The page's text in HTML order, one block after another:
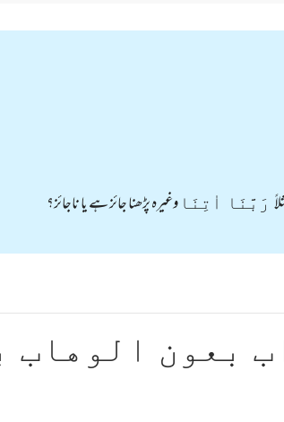
رَبَّنَا اٰتِنَا وغیرہ پڑھنا جائز ہے یا ناجائز؟
بعون الوهاب